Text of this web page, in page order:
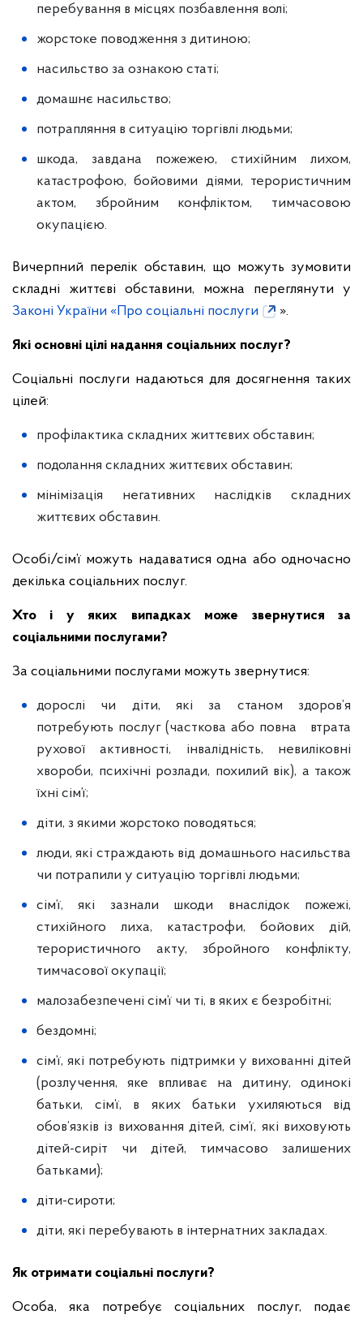
перебування в місцях позбавлення волі;
жорстоке поводження з дитиною;
насильство за ознакою статі;
домашнє насильство;
потрапляння в ситуацію торгівлі людьми;
шкода, завдана пожежею, стихійним лихом,
катастрофою, бойовими діями, терористичним
актом, збройним конфліктом, тимчасовою
окупацією.
Вичерпний перелік обставин, що можуть зумовити
складні життєві обставини, можна переглянути у
Законі України «Про соціальні послуги
».
Які основні цілі надання соціальних послуг?
Соціальні послуги надаються для досягнення таких
цілей:
профілактика складних життєвих обставин;
подолання складних життєвих обставин;
мінімізація негативних наслідків складних
життєвих обставин.
Особі/сім’ї можуть надаватися одна або одночасно
декілька соціальних послуг.
Хто і у яких випадках може звернутися за
соціальними послугами?
За соціальними послугами можуть звернутися:
дорослі чи діти, які за станом здоров’я
потребують послуг (часткова або повна втрата
рухової активності, інвалідність, невиліковні
хвороби, психічні розлади, похилий вік), а також
їхні сім’ї;
діти, з якими жорстоко поводяться;
люди, які страждають від домашнього насильства
чи потрапили у ситуацію торгівлі людьми;
сім’ї, які зазнали шкоди внаслідок пожежі,
стихійного лиха, катастрофи, бойових дій,
терористичного акту, збройного конфлікту,
тимчасової окупації;
малозабезпечені сім’ї чи ті, в яких є безробітні;
бездомні;
сім’ї, які потребують підтримки у вихованні дітей
(розлучення, яке впливає на дитину, одинокі
батьки, сім’ї, в яких батьки ухиляються від
обов’язків із виховання дітей, сім’ї, які виховують
дітей-сиріт чи дітей, тимчасово залишених
батьками);
діти-сироти;
діти, які перебувають в інтернатних закладах.
Як отримати соціальні послуги?
Особа, яка потребує соціальних послуг, подає